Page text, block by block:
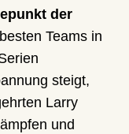
der
Teams in
steigt,
Larry
und